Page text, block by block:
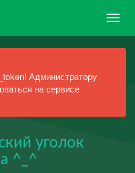
Администратору
на сервисе
уголок
^_^